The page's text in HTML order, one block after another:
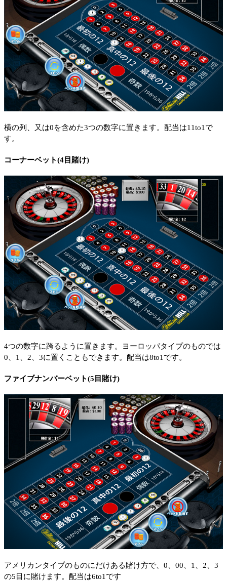
横の列、又は0を含めた3つの数字に置きます。配当は11to1で
す。
コーナーベット(4目賭け)
4つの数字に跨るように置きます。ヨーロッパタイプのものでは
0、1、2、3に置くこともできます。配当は8to1です。
ファイブナンバーベット(5目賭け)
アメリカンタイプのものにだけある賭け方で、0、00、1、2、3
の5目に賭けます。配当は6to1です